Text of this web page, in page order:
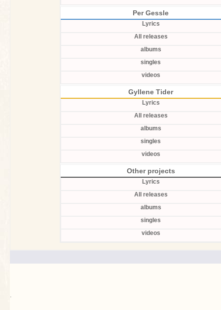
Per Gessle
Lyrics
All releases
albums
singles
videos
Gyllene Tider
Lyrics
All releases
albums
singles
videos
Other projects
Lyrics
All releases
albums
singles
videos
.